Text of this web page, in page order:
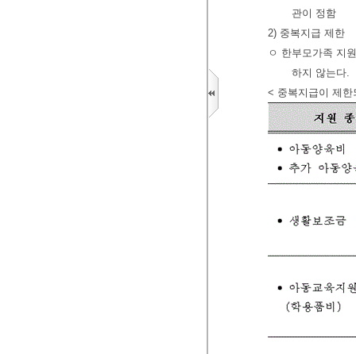
관이 정함
2) 중복지급 제한
ㅇ 한부모가족 지
하지 않는다.
< 중복지급이 제